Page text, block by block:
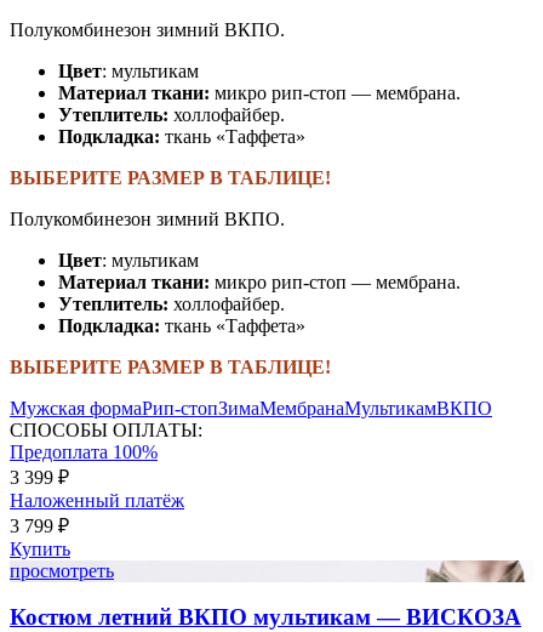
Полукомбинезон зимний ВКПО.
Цвет: мультикам
Материал ткани: микро рип-стоп — мембрана.
Утеплитель: холлофайбер.
Подкладка: ткань «Таффета»
ВЫБЕРИТЕ РАЗМЕР В ТАБЛИЦЕ!
Полукомбинезон зимний ВКПО.
Цвет: мультикам
Материал ткани: микро рип-стоп — мембрана.
Утеплитель: холлофайбер.
Подкладка: ткань «Таффета»
ВЫБЕРИТЕ РАЗМЕР В ТАБЛИЦЕ!
Мужская формаРип-стопЗимаМембранаМультикамВКПО
СПОСОБЫ ОПЛАТЫ:
Предоплата 100%
3 399 ₽
Наложенный платёж
3 799 ₽
Купить
просмотреть
Костюм летний ВКПО мультикам — ВИСКОЗА